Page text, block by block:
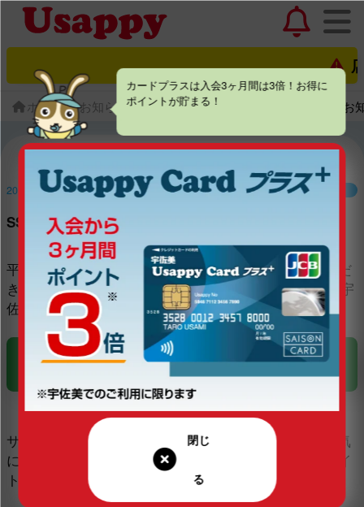
店
ホーム お知らせ一覧 SS検索サイトのリニューアルのお
2014.12.1 ニュース
SS検索サイトのリニューアルのお知らせ
平素より、宇佐美サービスステーションをご利用いただ
き、誠にありがとうございます。11月28日14時より「宇
佐美SS検索サイト」がリニューアルされました。
宇佐美SS検索サイト
サイトURLが変更となりますので、ブックマーク・お気
に入りに登録されている場合は、リニューアル後のサイ
トURLの再登録をお願いいたします。
カードプラスは入会3ヶ月間は3倍！お得に
ポイントが貯まる！